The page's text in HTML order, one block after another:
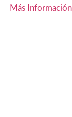
Más Información